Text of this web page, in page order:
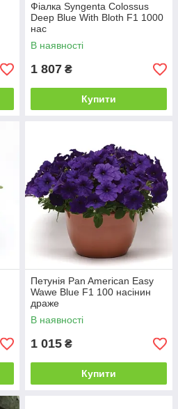
Фіалка Syngenta Colossus
Deep Blue With Bloth F1 1000
нас
В наявності
1 807 ₴
Купити
Петунія Pan American Easy
Wawe Blue F1 100 насінин
драже
В наявності
1 015 ₴
Купити